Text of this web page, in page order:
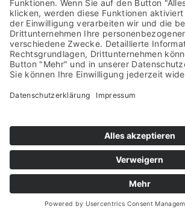
Pictures from:www.freepik.com
© 2022-2026 stein-mosaik.de